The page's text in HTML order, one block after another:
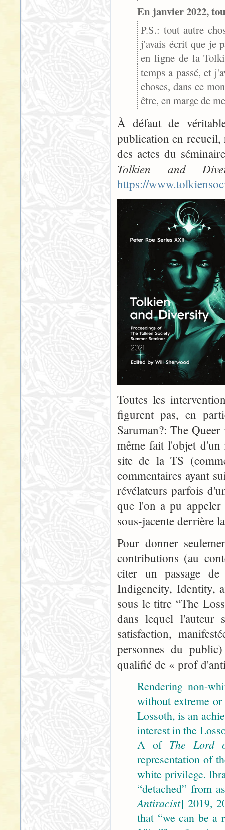
En janvier 2022,
P.S.: tout autre
j'avais écrit que je
en ligne de la
temps a passé, et
choses, dans ce
être, en marge de
À défaut de
publication en recueil,
des actes du
Tolkien and
https://
Toutes les
figurent pas, en
Saruman?: The
même fait l'objet d'un
site de la TS
commentaires ayant
révélateurs parfois
que l'on a pu
sous-jacente derrière
Pour donner
contributions (au
citer un passage
Indigeneity, Identity,
sous le titre “The
dans lequel l'auteur
satisfaction,
personnes du
qualifié de « prof
Rendering non-
without extreme
Lossoth, is an
interest in the
A of The Lord
representation of
white privilege.
“detached” from
Antiracist] 2019,
that “we can be a